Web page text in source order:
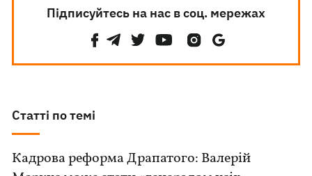
Підписуйтесь на нас в соц. мережах
Статті по темі
Кадрова реформа Драпатого: Валерій